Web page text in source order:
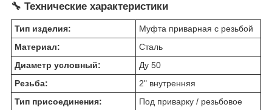
🔧 Технические характеристики
Тип изделия:
Муфта приварная с резьбой
Материал:
Сталь
Диаметр условный:
Ду 50
Резьба:
2" внутренняя
Тип присоединения:
Под приварку / резьбовое